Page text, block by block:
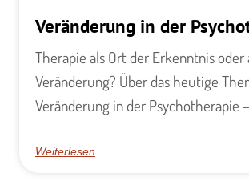
Veränderung in der
Therapie als Ort der Erkenntnis oder
Veränderung? Über das heutige
Veränderung in der Psychotherapie –
Weiterlesen